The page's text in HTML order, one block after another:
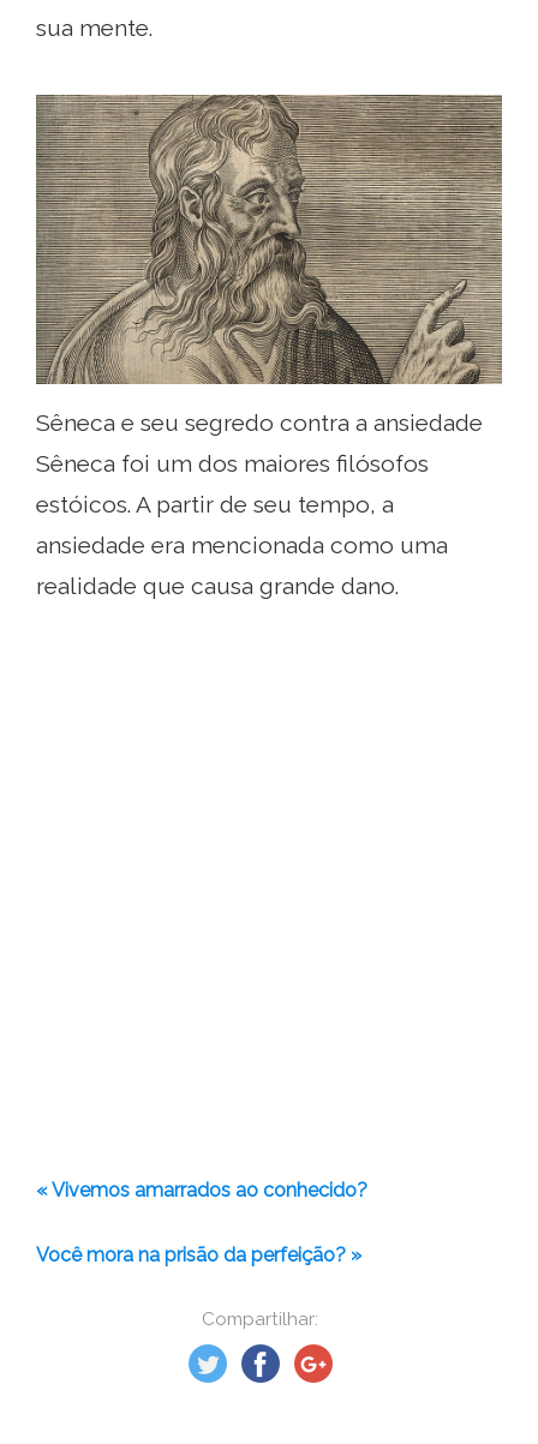
Compartilhar:
sua mente.
Sêneca e seu segredo contra a ansiedade
Sêneca foi um dos maiores filósofos
estóicos. A partir de seu tempo, a
ansiedade era mencionada como uma
realidade que causa grande dano.
« Vivemos amarrados ao conhecido?
Você mora na prisão da perfeição? »